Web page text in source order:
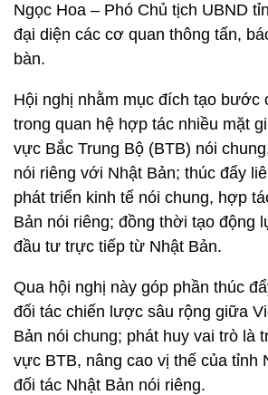
Ngọc Hoa – Phó Chủ tịch UBND
đại diện các cơ quan thông tấn,
bàn.
Hội nghị nhằm mục đích tạo bước
trong quan hệ hợp tác nhiều mặt
vực Bắc Trung Bộ (BTB) nói
nói riêng với Nhật Bản; thúc đẩy
phát triển kinh tế nói chung, hợp
Bản nói riêng; đồng thời tạo động
đầu tư trực tiếp từ Nhật Bản.
Qua hội nghị này góp phần thúc
đối tác chiến lược sâu rộng giữa
Bản nói chung; phát huy vai trò là
vực BTB, nâng cao vị thế của tỉnh
đối tác Nhật Bản nói riêng.